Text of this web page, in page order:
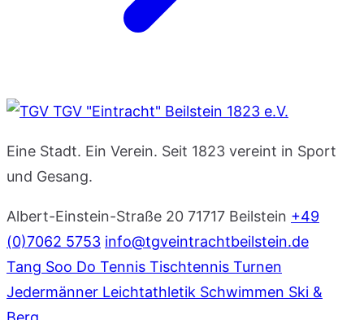
TGV "Eintracht" Beilstein 1823 e.V.
Eine Stadt. Ein Verein. Seit 1823 vereint in Sport
und Gesang.
Albert-Einstein-Straße 20 71717 Beilstein +49
(0)7062 5753 info@tgveintrachtbeilstein.de
Tang Soo Do Tennis Tischtennis Turnen
Jedermänner Leichtathletik Schwimmen Ski &